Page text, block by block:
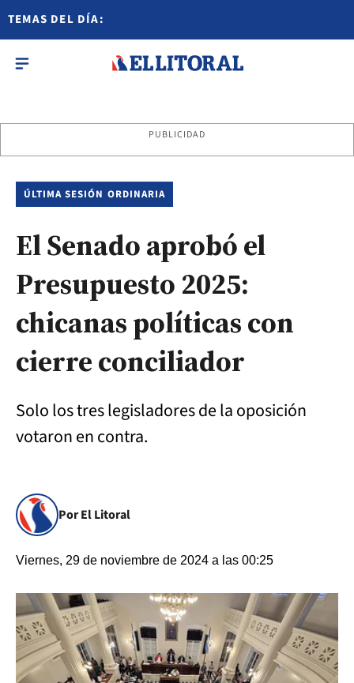
TEMAS DEL DÍA:
PUBLICIDAD
ÚLTIMA SESIÓN ORDINARIA
El Senado aprobó el
Presupuesto 2025:
chicanas políticas con
cierre conciliador
Solo los tres legisladores de la oposición
votaron en contra.
Por El Litoral
Viernes, 29 de noviembre de 2024 a las 00:25